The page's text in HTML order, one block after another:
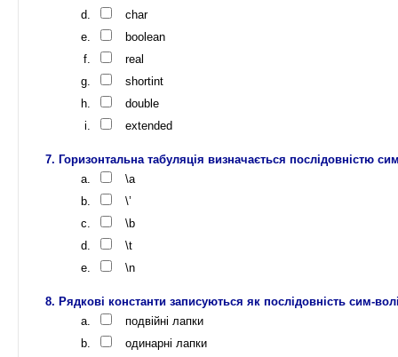
char
boolean
real
shortint
double
extended
Горизонтальна табуляція визначається послідовністю
\a
\’
\b
\t
\n
Рядкові константи записуються як послідовність сим-
подвійні лапки
одинарні лапки